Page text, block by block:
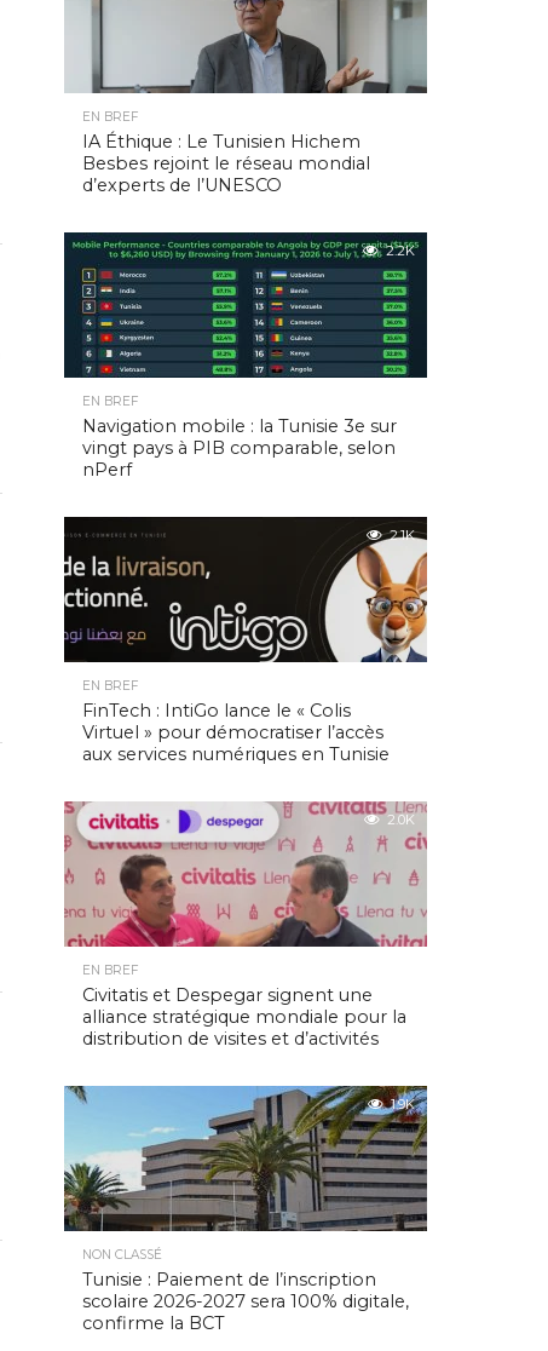
EN BREF
IA Éthique : Le Tunisien Hichem
Besbes rejoint le réseau mondial
d’experts de l’UNESCO
2.2K
EN BREF
Navigation mobile : la Tunisie 3e sur
vingt pays à PIB comparable, selon
nPerf
2.1K
EN BREF
FinTech : IntiGo lance le « Colis
Virtuel » pour démocratiser l’accès
aux services numériques en Tunisie
2.0K
EN BREF
Civitatis et Despegar signent une
alliance stratégique mondiale pour la
distribution de visites et d’activités
1.9K
NON CLASSÉ
Tunisie : Paiement de l’inscription
scolaire 2026-2027 sera 100% digitale,
confirme la BCT